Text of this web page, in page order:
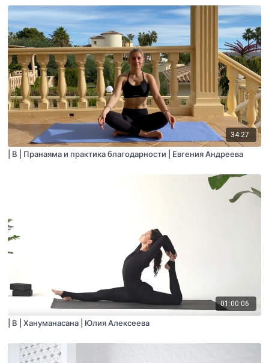
34:27
| B | Пранаяма и практика благодарности | Евгения Андреева
01:00:06
| B | Хануманасана | Юлия Алексеева